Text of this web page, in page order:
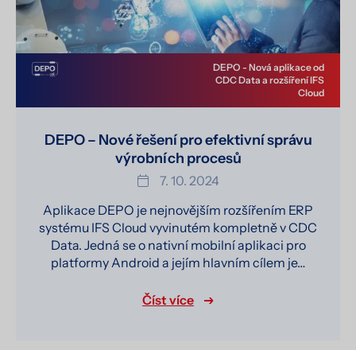
DEPO - Nová aplikace od
CDC Data a rozšíření IFS
Cloud
DEPO – Nové řešení pro efektivní správu
výrobních procesů
7. 10. 2024
Aplikace DEPO je nejnovějším rozšířením ERP
systému IFS Cloud vyvinutém kompletně v CDC
Data. Jedná se o nativní mobilní aplikaci pro
platformy Android a jejím hlavním cílem je…
Číst více